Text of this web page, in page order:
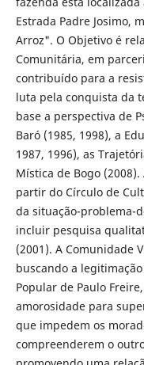
Estrada Padre Josimo,
Arroz". O Objetivo é
Comunitária, em
contribuído para a
luta pela conquista da
base a perspectiva de
Baró (1985, 1998), a
1987, 1996), as
Mística de Bogo
partir do Círculo de
da situação-problema-
incluir pesquisa
(2001). A Comunidade
buscando a
Popular de Paulo
amorosidade para
que impedem os
compreenderem o